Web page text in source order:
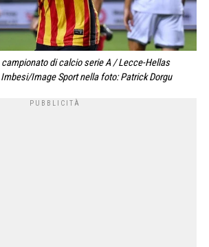
di calcio serie A / Lecce-Hellas
Image Sport nella foto: Patrick Dorgu